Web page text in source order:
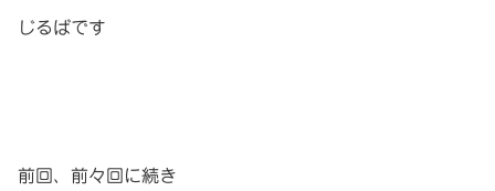
じるばです
前回、前々回に続き